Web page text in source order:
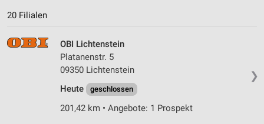
20 Filialen
❯
OBI Lichtenstein
Platanenstr. 5
09350 Lichtenstein
Heute
geschlossen
201,42 km • Angebote: 1 Prospekt